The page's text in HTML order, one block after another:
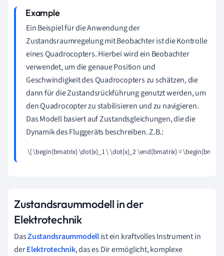
Ein Beispiel für die Anwendung der
Zustandsraumregelung mit Beobachter ist die Kontrolle
eines Quadrocopters. Hierbei wird ein Beobachter
verwendet, um die genaue Position und
Geschwindigkeit des Quadrocopters zu schätzen, die
dann für die Zustandsrückführung genutzt werden, um
den Quadrocopter zu stabilisieren und zu navigieren.
Das Modell basiert auf Zustandsgleichungen, die die
Dynamik des Fluggeräts beschreiben. Z.B.:
\[ \begin{bmatrix} \dot{x}_1 \ \dot{x}_2 \end{bmatrix} =
Zustandsraummodell in der
Elektrotechnik
DasZustandsraummodellist ein kraftvolles Instrument in
derElektrotechnik, das es Dir ermöglicht, komplexe